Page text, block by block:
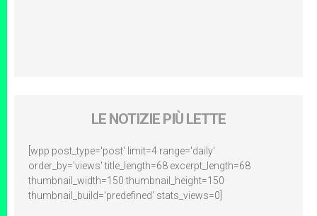
LE NOTIZIE PIÙ LETTE
[wpp post_type='post' limit=4 range='daily'
order_by='views' title_length=68 excerpt_length=68
thumbnail_width=150 thumbnail_height=150
thumbnail_build='predefined' stats_views=0]